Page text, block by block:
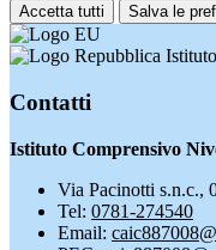
Accetta tutti Salva le
Contatti
Istituto Comprensivo
Via Pacinotti s.n.c.,
Tel: 0781-274540
Email: